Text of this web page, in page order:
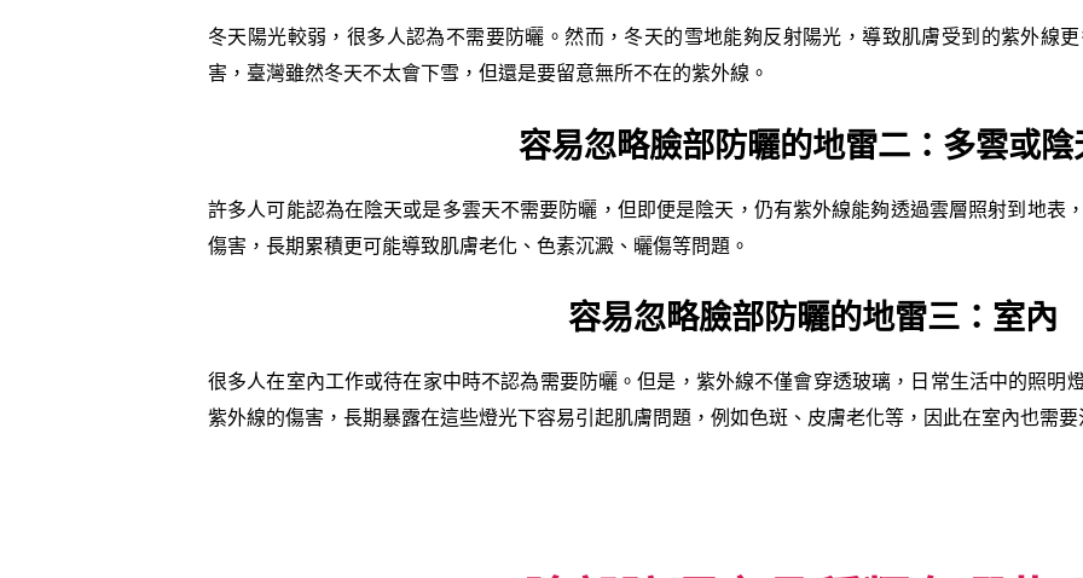
冬天陽光較弱，很多人認為不需要防曬。然而，冬天的雪地能夠反射陽光，導致肌膚受到的紫外線
害，臺灣雖然冬天不太會下雪，但還是要留意無所不在的紫外線。
容易忽略臉部防曬的地雷二：多雲或陰
許多人可能認為在陰天或是多雲天不需要防曬，但即便是陰天，仍有紫外線能夠透過雲層照射到地表
傷害，長期累積更可能導致肌膚老化、色素沉澱、曬傷等問題。
容易忽略臉部防曬的地雷三：室內
很多人在室內工作或待在家中時不認為需要防曬。但是，紫外線不僅會穿透玻璃，日常生活中的照明
紫外線的傷害，長期暴露在這些燈光下容易引起肌膚問題，例如色斑、皮膚老化等，因此在室內也需要